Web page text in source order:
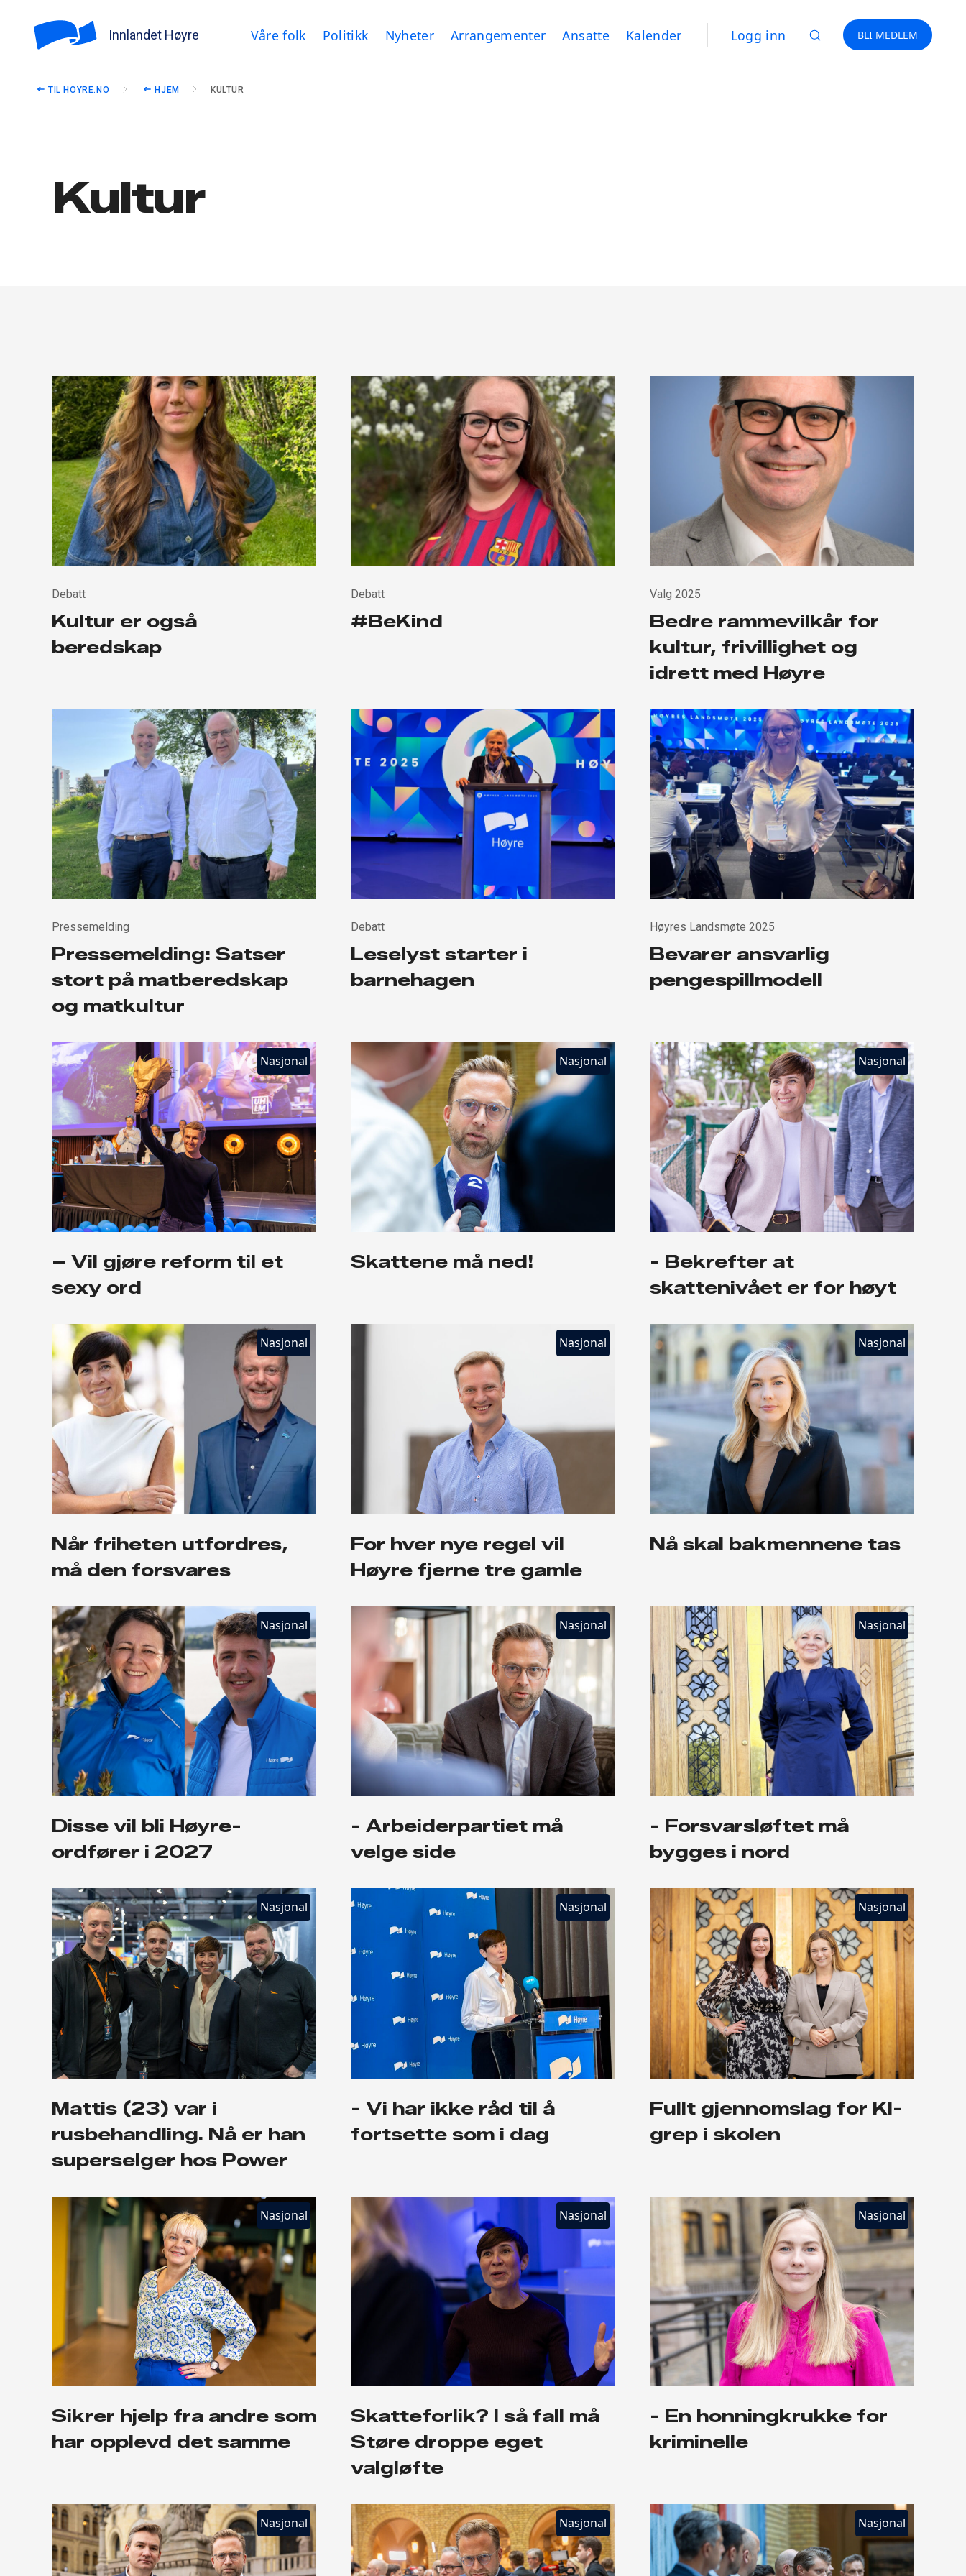
Innlandet Høyre Våre folk Politikk Nyheter Arrangementer Ansatte Kalender Logg inn BLI MEDLEM
TIL HOYRE.NO HJEM KULTUR
Kultur
Debatt
Kultur er også
beredskap
Debatt
#BeKind
Valg 2025
Bedre rammevilkår for
kultur, frivillighet og
idrett med Høyre
Pressemelding
Pressemelding: Satser
stort på matberedskap
og matkultur
Debatt
Leselyst starter i
barnehagen
Høyres Landsmøte 2025
Bevarer ansvarlig
pengespillmodell
Nasjonal
– Vil gjøre reform til et
sexy ord
Nasjonal
Skattene må ned!
Nasjonal
- Bekrefter at
skattenivået er for høyt
Nasjonal
Når friheten utfordres,
må den forsvares
Nasjonal
For hver nye regel vil
Høyre fjerne tre gamle
Nasjonal
Nå skal bakmennene tas
Nasjonal
Disse vil bli Høyre-
ordfører i 2027
Nasjonal
- Arbeiderpartiet må
velge side
Nasjonal
- Forsvarsløftet må
bygges i nord
Nasjonal
Mattis (23) var i
rusbehandling. Nå er han
superselger hos Power
Nasjonal
- Vi har ikke råd til å
fortsette som i dag
Nasjonal
Fullt gjennomslag for KI-
grep i skolen
Nasjonal
Sikrer hjelp fra andre som
har opplevd det samme
Nasjonal
Skatteforlik? I så fall må
Støre droppe eget
valgløfte
Nasjonal
- En honningkrukke for
kriminelle
Nasjonal Nasjonal Nasjonal